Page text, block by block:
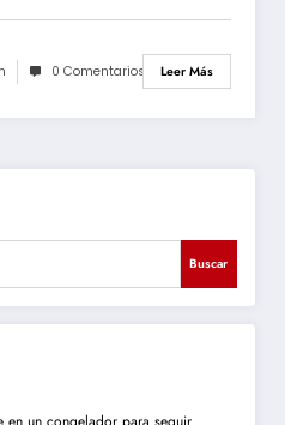
0 Comentarios Leer Más
Buscar